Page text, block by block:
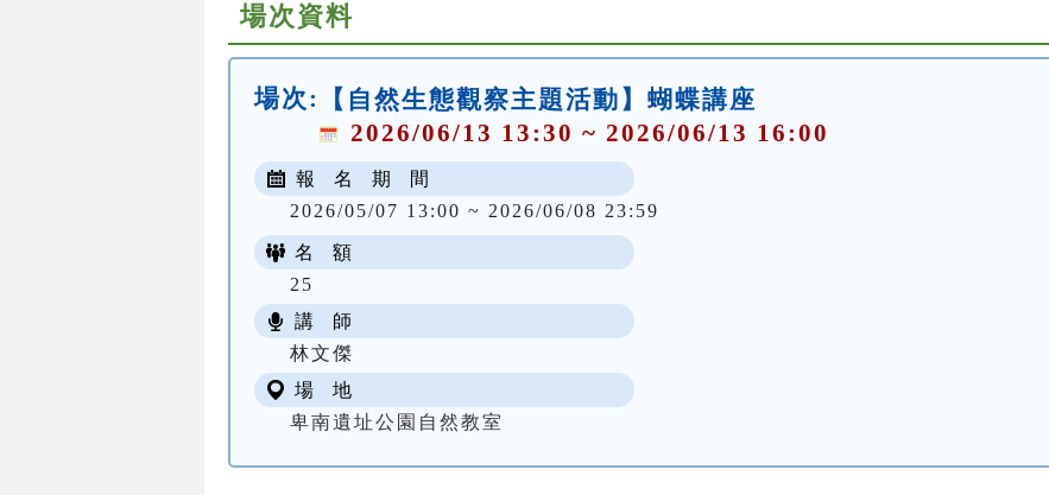
場次資料
場次:
【自然生態觀察主題活動】蝴蝶講座
2026/06/13 13:30 ~ 2026/06/13 16:00
報 名 期 間
2026/05/07 13:00 ~ 2026/06/08 23:59
名 額
25
講 師
林文傑
場 地
卑南遺址公園自然教室